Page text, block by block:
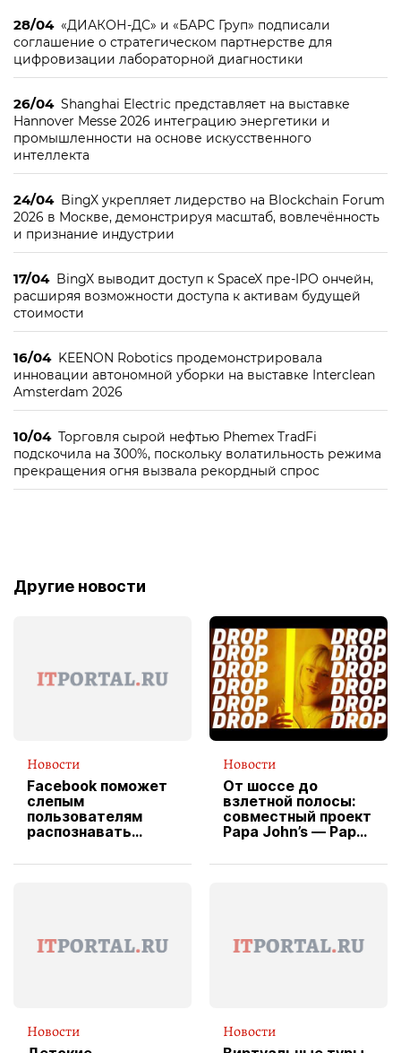
28/04 «ДИАКОН-ДС» и «БАРС Груп» подписали
соглашение о стратегическом партнерстве для
цифровизации лабораторной диагностики
26/04 Shanghai Electric представляет на выставке
Hannover Messe 2026 интеграцию энергетики и
промышленности на основе искусственного
интеллекта
24/04 BingX укрепляет лидерство на Blockchain Forum
2026 в Москве, демонстрируя масштаб, вовлечённость
и признание индустрии
17/04 BingX выводит доступ к SpaceX пре-IPO ончейн,
расширяя возможности доступа к активам будущей
стоимости
16/04 KEENON Robotics продемонстрировала
инновации автономной уборки на выставке Interclean
Amsterdam 2026
10/04 Торговля сырой нефтью Phemex TradFi
подскочила на 300%, поскольку волатильность режима
прекращения огня вызвала рекордный спрос
Другие новости
Новости
Facebook поможет
слепым
пользователям
распознавать
Новости
От шоссе до
взлетной полосы:
совместный проект
Papa John’s — Papa
вводит
Новости Новости